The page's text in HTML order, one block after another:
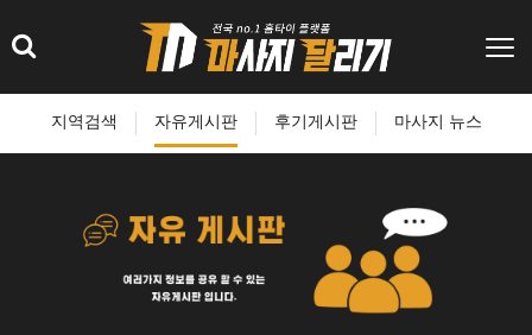
지역검색 자유게시판 후기게시판 마사지 뉴스